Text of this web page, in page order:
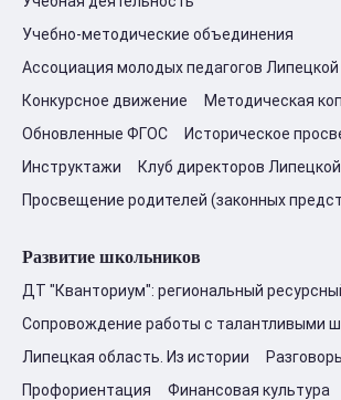
Учебно-методические объединения
Ассоциация молодых педагогов Липецкой
Конкурсное движение
Методическая
Обновленные ФГОС
Историческое
Инструктажи
Клуб директоров
Просвещение родителей (законных
Развитие школьников
ДТ "Кванториум": региональный
Сопровождение работы с талантливыми
Липецкая область. Из истории
Профориентация
Финансовая культура